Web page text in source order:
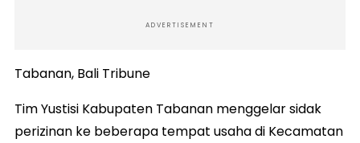
ADVERTISEMENT
Tabanan, Bali Tribune
Tim Yustisi Kabupaten Tabanan menggelar sidak
perizinan ke beberapa tempat usaha di Kecamatan